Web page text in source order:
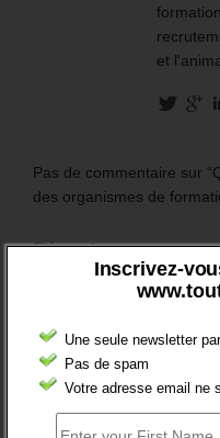
Inscrivez-
Une seule newsletter
Pas de spam
Votre adresse email ne
et
Pas de commentaire sur
des organismes de
Répondre
Votre adresse mais ne
Commentaire